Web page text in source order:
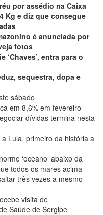
por assédio na Caixa
Kg e diz que consegue
é anunciada por
fotos
‘Chaves’, entra para o
sequestra, dopa e
sábado
em 8,6% em fevereiro
dívidas termina nesta
Lula, primeiro da história a
‘oceano’ abaixo da
todos os mares acima
três vezes a mesmo
visita de
Saúde de Sergipe